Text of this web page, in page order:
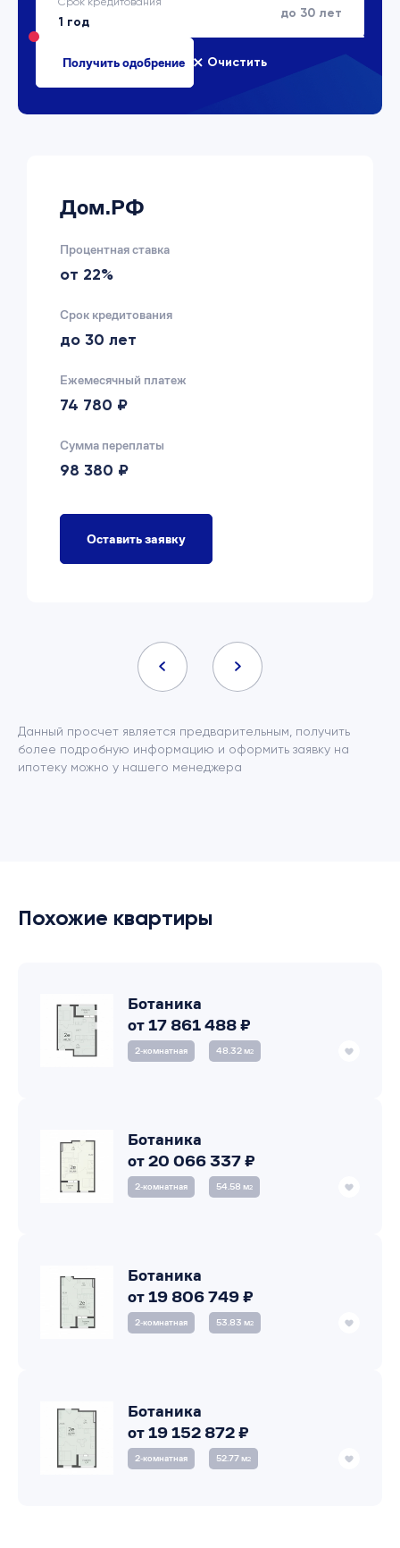
до 30 лет
Очистить
Дом.РФ
Процентная ставка
от 22%
Срок кредитования
до 30 лет
Ежемесячный платеж
74 780 ₽
Сумма переплаты
98 380 ₽
Оставить заявку
Данный просчет является предварительным, получить
более подробную информацию и оформить заявку на
ипотеку можно у нашего менеджера
Похожие квартиры
Ботаника
от 17 861 488 ₽
2‑комнатная 48.32 м2
Ботаника
от 20 066 337 ₽
2‑комнатная 54.58 м2
Ботаника
от 19 806 749 ₽
2‑комнатная 53.83 м2
Ботаника
от 19 152 872 ₽
2‑комнатная 52.77 м2